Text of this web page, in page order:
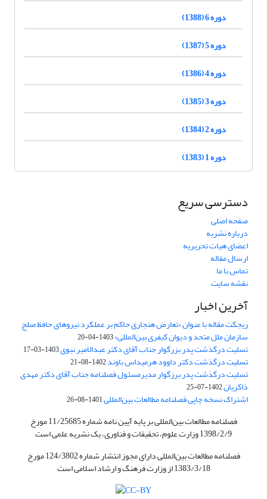
دوره 6 (1388)
دوره 5 (1387)
دوره 4 (1386)
دوره 3 (1385)
دوره 2 (1384)
دوره 1 (1383)
دسترسی سریع
صفحه اصلی
درباره نشریه
اعضای هیات تحریریه
ارسال مقاله
تماس با ما
نقشه سایت
آخرین اخبار
ریجکت مقاله با عنوان «تعارض هنجاری حاکم بر عملکرد نیروهای حافظ صلح
سازمان ملل متحد و دیوان کیفری بین‌المللی»1403-04-20
تسلیت درگذشت پدر بزرگوار جناب آقای دکتر عبدالامیر نبوی1403-03-17
تسلیت درگذشت دکتر داوود هرمیداس باوند1402-08-21
تسلیت درگذشت پدر برزگوار مدیرمسئول فصلنامه جناب آقای دکتر مهدی
ذاکریان1402-07-25
اشتراک نسخه چاپی فصلنامه مطالعات بین‌المللی1401-08-26
فصلنامه مطالعات بین‌المللی بر پایه آیین نامه شماره 11/25685 مورخ
1398/2/9 وزارت علوم، تحقیقات و فناوری، یک نشریه علمی است
فصلنامه مطالعات بین‌المللی دارای مجوز انتشار شماره 124/3802 مورخ
1383/3/18 از وزارت فرهنگ و ارشاد اسلامی است